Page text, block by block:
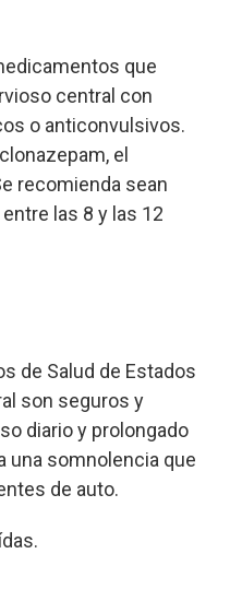
que
central con
o anticonvulsivos.
el
recomienda sean
las 8 y las 12
de Salud de Estados
son seguros y
diario y prolongado
una somnolencia que
de auto.